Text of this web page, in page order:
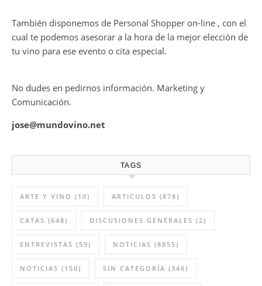
También disponemos de Personal Shopper on-line , con el
cual te podemos asesorar a la hora de la mejor elección de
tu vino para ese evento o cita especial.
No dudes en pedirnos información. Marketing y
Comunicación.
jose@mundovino.net
TAGS
ARTE Y VINO (10) ARTICULOS (878)
CATAS (648) DISCUSIONES GENERALES (2)
ENTREVISTAS (59) NOTICIAS (8855)
NOTICIAS (150) SIN CATEGORÍA (346)